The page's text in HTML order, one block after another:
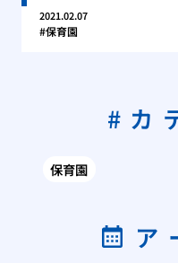
2021.02.07
保育園
カ
保育園
ア